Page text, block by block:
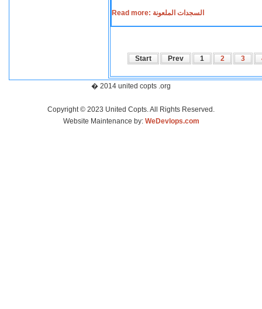
Read more: السجدات الملعونة
Start Prev 1 2 3
� 2014 united copts .org
Copyright © 2023 United Copts. All Rights Reserved.
Website Maintenance by: WeDevlops.com